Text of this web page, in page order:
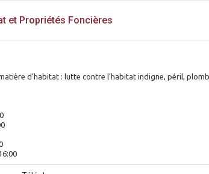
et Propriétés Foncières
d’habitat : lutte contre l’habitat indigne, péril,